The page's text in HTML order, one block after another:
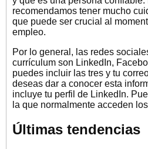
recomendamos tener mucho
que puede ser crucial al
empleo.
Por lo general, las redes
currículum son LinkedIn,
puedes incluir las tres y tu
deseas dar a conocer esta
incluye tu perfil de LinkedIn.
la que normalmente acceden
Últimas tendencias